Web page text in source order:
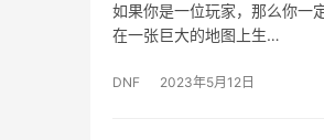
如果你是一位玩家，那么你一
在一张巨大的地图上生…
DNF 2023年5月12日